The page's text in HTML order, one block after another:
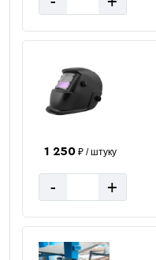
1 250₽ / штуку
- +